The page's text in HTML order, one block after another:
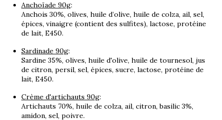
Anchoïade 90g:
Anchois 30%, olives, huile d’olive, huile de colza, ail, sel,
épices, vinaigre (contient des sulfites), lactose, protéine
de lait, E450.
Sardinade 90g:
Sardine 35%, olives, huile d'olive, huile de tournesol, jus
de citron, persil, sel, épices, sucre, lactose, protéine de
lait, E450.
Crème d'artichauts 90g:
Artichauts 70%, huile de colza, ail, citron, basilic 3%,
amidon, sel, poivre.